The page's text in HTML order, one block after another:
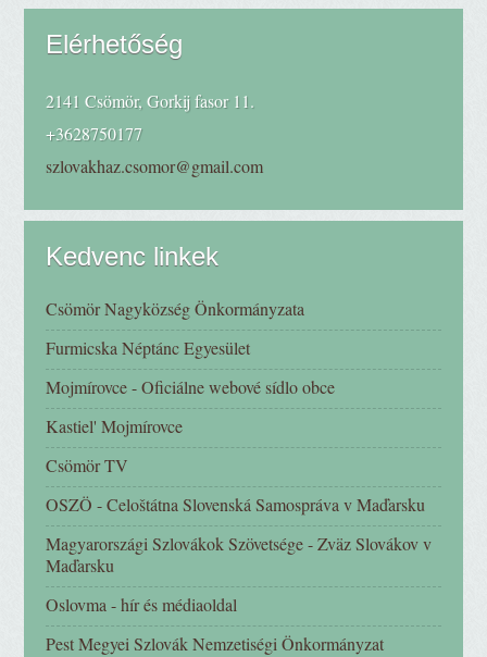
Elérhetőség
2141 Csömör, Gorkij fasor 11.
+3628750177
szlovakhaz.csomor@gmail.com
Kedvenc linkek
Csömör Nagyközség Önkormányzata
Furmicska Néptánc Egyesület
Mojmírovce - Oficiálne webové sídlo obce
Kastiel' Mojmírovce
Csömör TV
OSZÖ - Celoštátna Slovenská Samospráva v Maďarsku
Magyarországi Szlovákok Szövetsége - Zväz Slovákov v
Maďarsku
Oslovma - hír és médiaoldal
Pest Megyei Szlovák Nemzetiségi Önkormányzat